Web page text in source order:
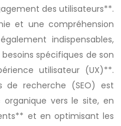
des utilisateurs**.
et une compréhension
indispensables,
spécifiques de son
utilisateur (UX)**.
de recherche (SEO) est
vers le site, en
et en optimisant les